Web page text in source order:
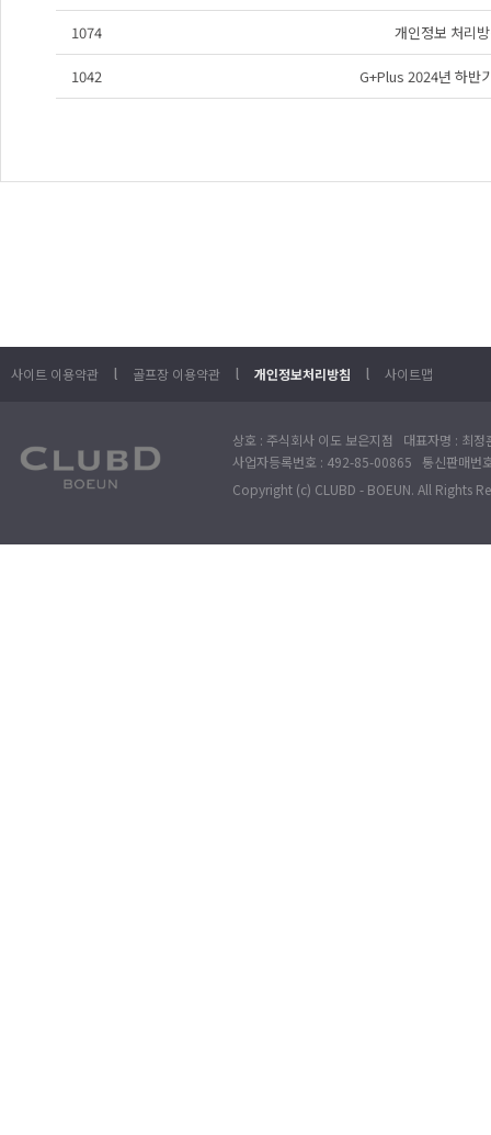
1074 개인정보 처리
1042 G+Plus 2024년 하반
사이트 이용약관 l 골프장 이용약관 l 개인정보처리방침 l 사이트맵
상호 : 주식회사 이도 보은지점 대표자명 : 최
사업자등록번호 : 492-85-00865 통신판매
Copyright (c) CLUBD - BOEUN. All Rights